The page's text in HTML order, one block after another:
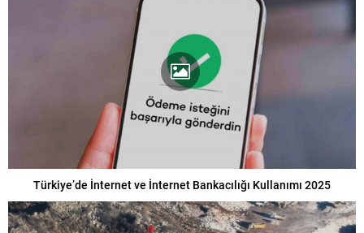
Türkiye’de İnternet ve İnternet Bankacılığı Kullanımı 2025